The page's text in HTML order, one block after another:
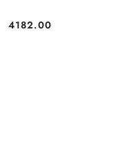
Cena:
4182.00